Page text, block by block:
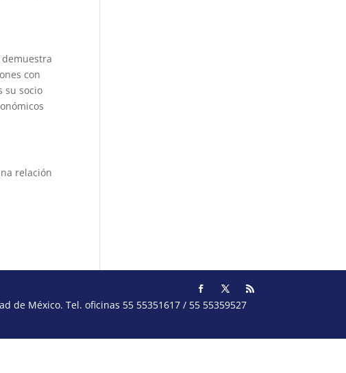
con
su socio
relación
de México. Tel. oficinas 55 55351617 / 55 55359527